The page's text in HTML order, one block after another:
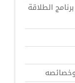
الطلاقة